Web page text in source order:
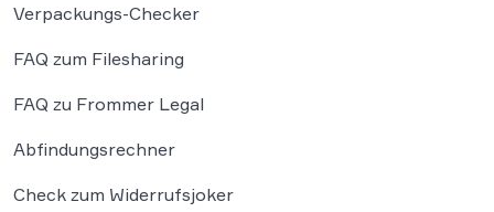
Verpackungs-Checker
FAQ zum Filesharing
FAQ zu Frommer Legal
Abfindungsrechner
Check zum Widerrufsjoker